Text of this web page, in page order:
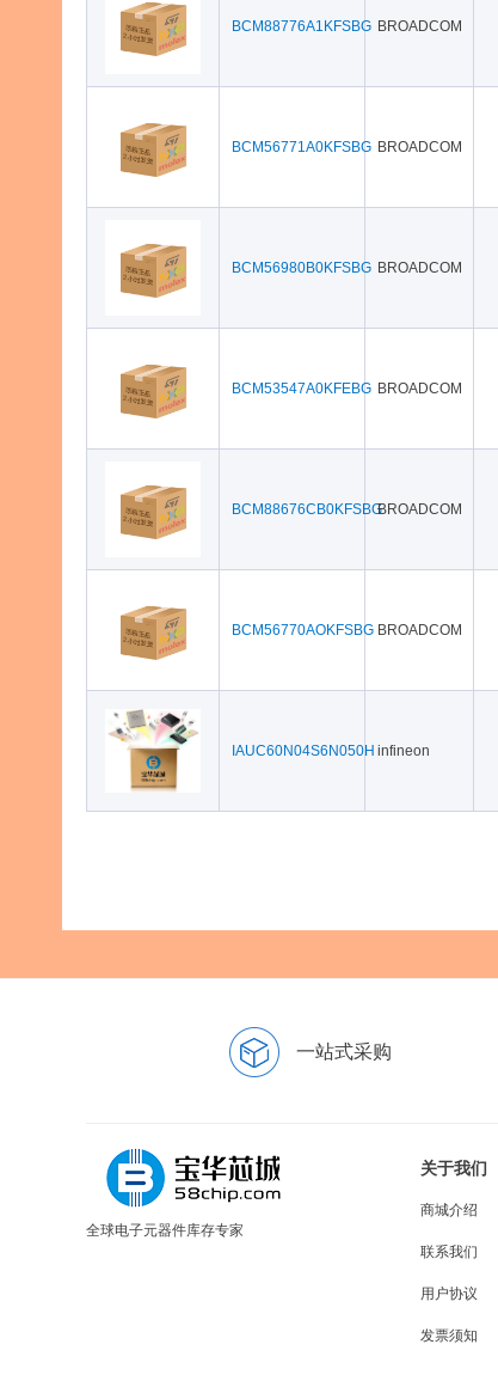
BCM88776A1KFSBG BROADCOM
BCM56771A0KFSBG BROADCOM
BCM56980B0KFSBG BROADCOM
BCM53547A0KFEBG BROADCOM
BCM88676CB0KFSBGBROADCOM
BCM56770AOKFSBG BROADCOM
IAUC60N04S6N050H infineon
一站式采购
全球电子元器件库存专家
关于我们
商城介绍
联系我们
用户协议
发票须知